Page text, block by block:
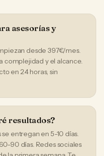
asesorías y
desde 397€/mes.
complejidad y el alcance.
en 24 horas, sin
resultados?
entregan en 5-10 días.
90 días. Redes sociales